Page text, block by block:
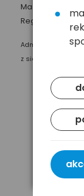
Masz pytania?
Regulamin
Administratorem
z siedzibą w